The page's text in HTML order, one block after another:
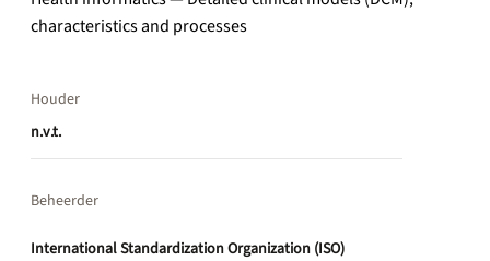
characteristics and processes
Houder
n.v.t.
Beheerder
International Standardization Organization (ISO)